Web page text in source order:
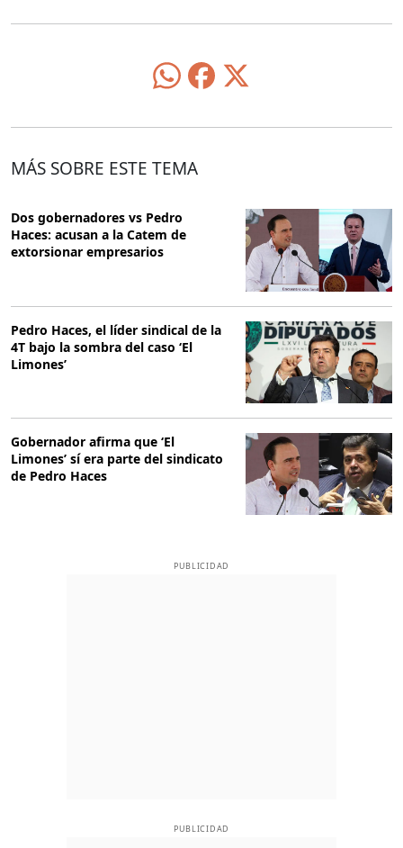
MÁS SOBRE ESTE TEMA
Dos gobernadores vs Pedro
Haces: acusan a la Catem de
extorsionar empresarios
Pedro Haces, el líder sindical de la
4T bajo la sombra del caso ‘El
Limones’
Gobernador afirma que ‘El
Limones’ sí era parte del sindicato
de Pedro Haces
PUBLICIDAD
PUBLICIDAD